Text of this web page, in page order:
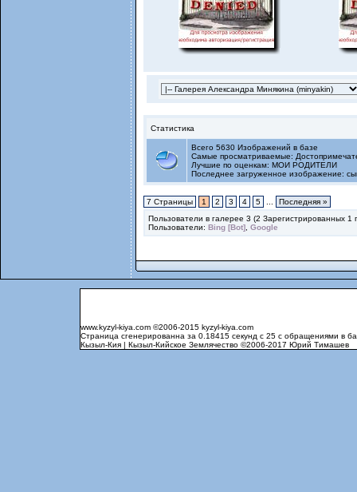
Статистика
Всего 5630 Изображений в базе
Самые просматриваемые:
Лучшие по оценкам: МОИ РОДИТЕЛИ
Последнее загруженное изображение:
7 Страницы 1 2 3 4 5
Последняя »
Пользователи в галерее 3 (2 Зарегистрированных 1
Пользователи: Bing [Bot], Google
www.kyzyl-kiya.com ©2006-2015 kyzyl-kiya.com
Страница сгенерированна за 0.18415 секунд с 25 с обращениями в
Кызыл-Кия | Кызыл-Кийское Землячество ©2006-2017 Юрий Тимашев